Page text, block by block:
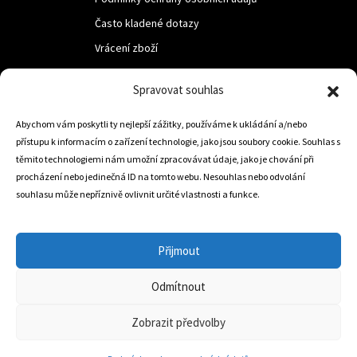
Spravovat souhlas
Abychom vám poskytli ty nejlepší zážitky, používáme k ukládání a/nebo
přístupu k informacím o zařízení technologie, jako jsou soubory cookie. Souhlas s
těmito technologiemi nám umožní zpracovávat údaje, jako je chování při
procházení nebo jedinečná ID na tomto webu. Nesouhlas nebo odvolání
souhlasu může nepříznivě ovlivnit určité vlastnosti a funkce.
Přijmout
Odmítnout
Zobrazit předvolby
Často kladené dotazy
Vrácení zboží
LUF s.r.o.
Nám. M.R.Štefanika 518,
Trstená 02801
info@dojezdovakola.com